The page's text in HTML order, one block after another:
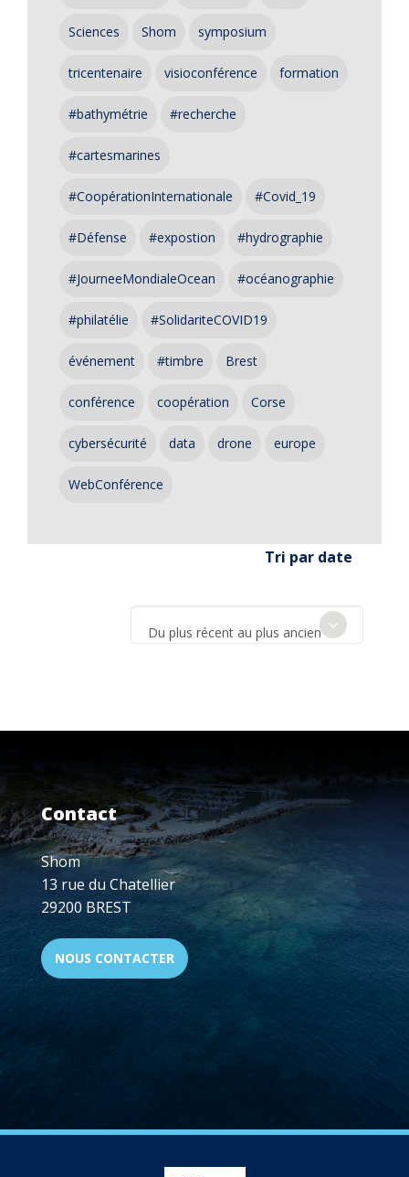
Sciences Shom symposium
tricentenaire visioconférence formation
#bathymétrie #recherche
#cartesmarines
#CoopérationInternationale #Covid_19
#Défense #expostion #hydrographie
#JourneeMondialeOcean #océanographie
#philatélie #SolidariteCOVID19
événement #timbre Brest
conférence coopération Corse
cybersécurité data drone europe
WebConférence
Tri par date
Du plus récent au plus ancien
Contact
Shom
13 rue du Chatellier
29200 BREST
NOUS CONTACTER